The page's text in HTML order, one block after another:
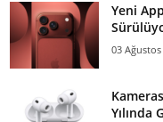
Yeni
03
Yılında